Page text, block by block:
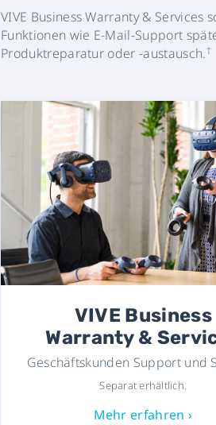
VIVE Business Warranty &
Funktionen wie E-Mail-Support
Produktreparatur oder -austausch.†
VIVE Business
Warranty &
Geschäftskunden Support und
Separat erhältlich.
Mehr erfahren ›